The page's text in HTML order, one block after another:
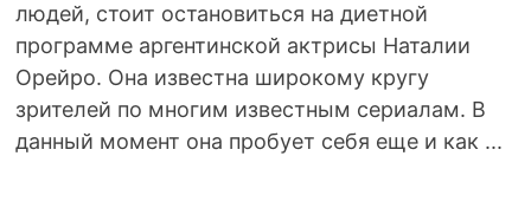
людей, стоит остановиться на диетной
программе аргентинской актрисы Наталии
Орейро. Она известна широкому кругу
зрителей по многим известным сериалам. В
данный момент она пробует себя еще и как ...